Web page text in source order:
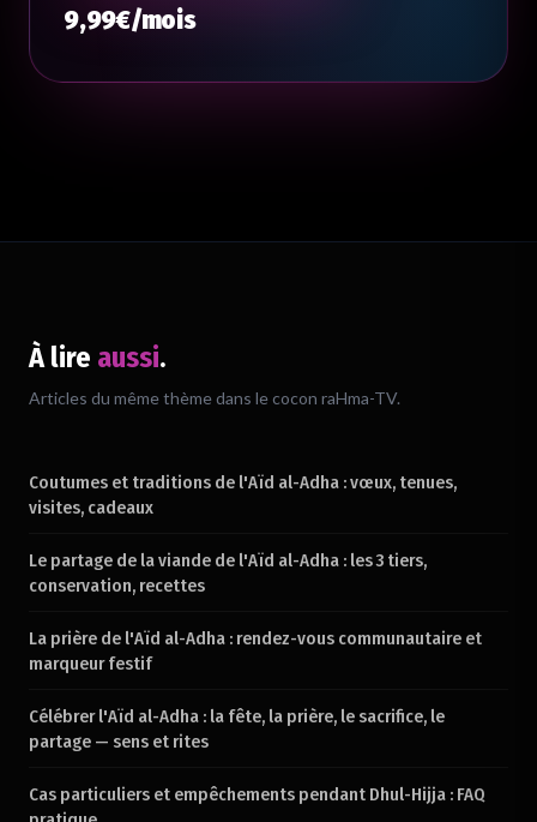
9,99€/mois
Chargement du verset…
À lire aussi.
Articles du même thème dans le cocon raHma-TV.
Coutumes et traditions de l'Aïd al-Adha : vœux, tenues,
visites, cadeaux
Le partage de la viande de l'Aïd al-Adha : les 3 tiers,
conservation, recettes
La prière de l'Aïd al-Adha : rendez-vous communautaire et
marqueur festif
Célébrer l'Aïd al-Adha : la fête, la prière, le sacrifice, le
partage — sens et rites
Cas particuliers et empêchements pendant Dhul-Hijja : FAQ